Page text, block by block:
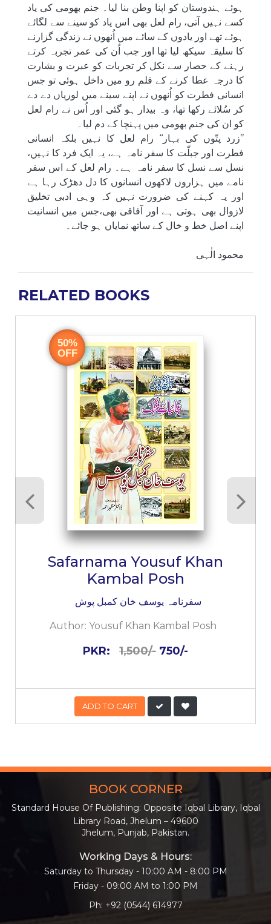
ہوئے ہندوستان کو اپنا وطن بنا لیا۔ جنم بھومی کی یاد
کسے نہیں آتی، رام لعل بھی اس یاد کو سینے سے لگائے
ہوئے تھے اور یادوں کے سائے میں اُنھوں نے زندگی گزارنے
کا سلیقہ سیکھ لیا تھا اور جب اُن کی عمر تجربہ کرتے
رہنے کے حصار سے نکل کر تجربات کو عبرت و بشارت
کا درجہ عطا کرنے کے قلم رو میں داخل ہوئی تو جس
انسانی فطرت کو اُنھوں نے اپنے سینے میں لوریاں دے دے
کر سُلائے رکھا تھا، وہ بیدار ہو گئی اور اُس نے رام لعل
کو ان کی جنم بھومی میں پہنچا کے دم لیا۔
’’زرد پتّوں کی بہار‘‘ رام لعل کا نہیں بلکہ انسانی
فطرت اور جبلّت کا سفر نامہ ہے، یہ ایک فرد کا نہیں،
نسل سے نسل کا سفر نامہ ہے۔ رام لعل کے اس سفر
نامے میں ہزاروں لاکھوں انسانوں کا دل دھڑک رہا ہے
اور یہ کہنے کی ضرورت نہیں کہ وہی ادبی تخلیق
لازوال بھی ہوتی ہے اور آفاقی بھی،جس میں انسانیت
اپنے اصل خط و خال کے ساتھ نمایاں ہو جائے۔
محمود الٰہی
RELATED BOOKS
50%
OFF
Safarnama Yousuf Khan
Kambal Posh
سفرنامہ یوسف خان کمبل پوش
Author: Yousuf Khan Kambal Posh
PKR: 1,500/- 750/-
ADD TO CART
BOOK CORNER
Standard House Of Publishing: Opposite Iqbal Library, Iqbal
Library Road, Jhelum – 49600
Jhelum, Punjab, Pakistan.
Working Days & Hours:
Saturday to Thursday - 10:00 AM - 8:00 PM
Friday - 09:00 AM to 1:00 PM
Ph: +92 (0544) 614977